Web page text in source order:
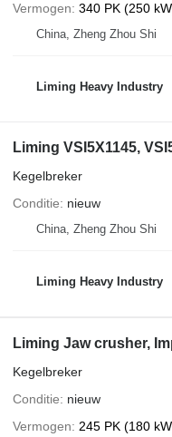
Vermogen 340 PK (250
China, Zheng Zhou Shi
Liming Heavy Industry
Liming VSI5X1145,
Kegelbreker
Conditie
nieuw
China, Zheng Zhou Shi
Liming Heavy Industry
Liming Jaw crusher,
Kegelbreker
Conditie
nieuw
Vermogen
245 PK (180